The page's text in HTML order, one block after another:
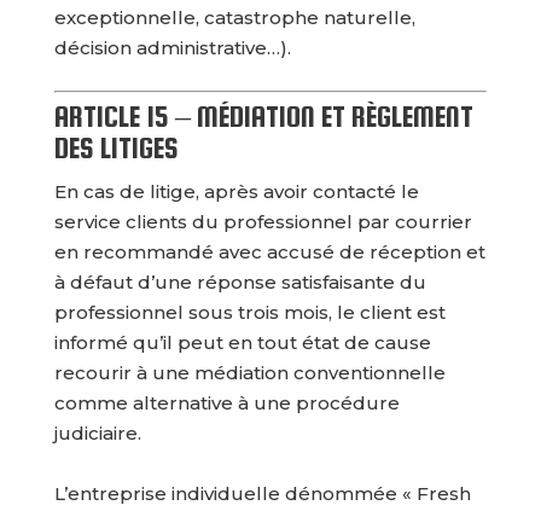
exceptionnelle, catastrophe naturelle,
décision administrative…).
ARTICLE 15 – MÉDIATION ET RÈGLEMENT
DES LITIGES
En cas de litige, après avoir contacté le
service clients du professionnel par courrier
en recommandé avec accusé de réception et
à défaut d’une réponse satisfaisante du
professionnel sous trois mois, le client est
informé qu’il peut en tout état de cause
recourir à une médiation conventionnelle
comme alternative à une procédure
judiciaire.
L’entreprise individuelle dénommée « Fresh